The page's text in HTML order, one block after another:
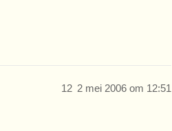
2 mei 2006 om 12:51
12